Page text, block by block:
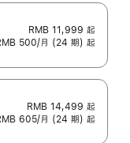
RMB 11,999 起
500/月 (24 期) 起
RMB 14,499 起
605/月 (24 期) 起